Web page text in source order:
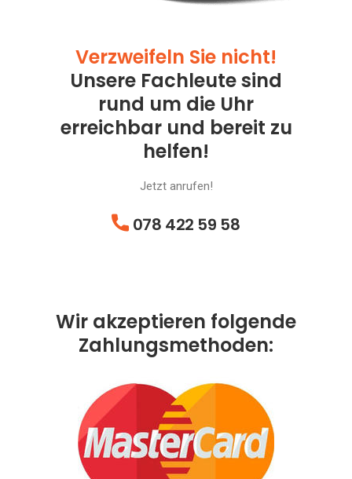
Verzweifeln Sie nicht!
Unsere Fachleute sind
rund um die Uhr
erreichbar und bereit zu
helfen!
Jetzt anrufen!
078 422 59 58
Wir akzeptieren folgende
Zahlungsmethoden: